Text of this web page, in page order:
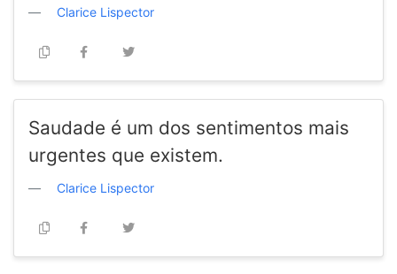
Clarice Lispector
Saudade é um dos sentimentos mais
urgentes que existem.
Clarice Lispector